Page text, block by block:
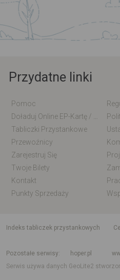
Przydatne linki
Pomoc
Tabliczki Przystankowe
Przewoźnicy
Zarejestruj Się
Twoje Bilety
Kontakt
Punkty Sprzedaży
indeks tabliczek przystankowych
Pozostałe serwisy
hoper.pl
Serwis używa danych GeoLite2